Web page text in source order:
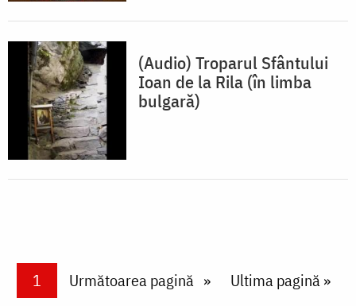
(Audio) Troparul Sfântului
Ioan de la Rila (în limba
bulgară)
PaginareCurrent page
1 Next page
Următoarea pagină Last page
Ultima pagină »